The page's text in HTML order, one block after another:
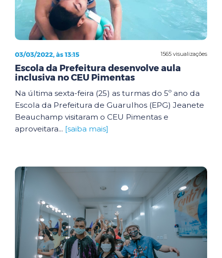
1565 visualizações
03/03/2022, às 13:15
Escola da Prefeitura desenvolve aula
inclusiva no CEU Pimentas
Na última sexta-feira (25) as turmas do 5º ano da
Escola da Prefeitura de Guarulhos (EPG) Jeanete
Beauchamp visitaram o CEU Pimentas e
aproveitara... [saiba mais]